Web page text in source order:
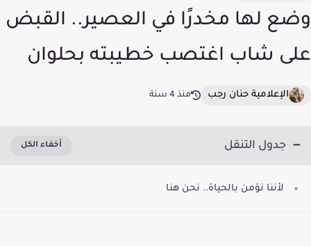
وضع لها مخدرًا في العصير.. القبض
على شاب اغتصب خطيبته بحلوان
الإعلامية حنان رجب منذ 4 سنة
جدول التنقل
لأننا نؤمن بالحياة.. نحن هنا